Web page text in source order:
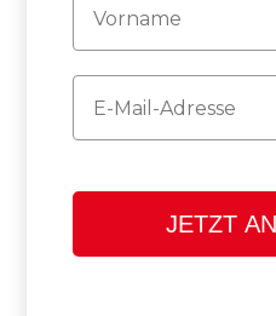
Email
JETZT